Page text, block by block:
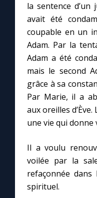
Mes intentions de
Une Minute avec
Une neuvaine
À la une
1000 Raisons de
Chapelet pour le
Contact
la sentence d’un
avait été
coupable en un
Adam. Par la
Adam a été
mais le second
grâce à sa
Par Marie, il a
aux oreilles
une vie qui donne
Il a voulu
voilée par la
refaçonnée dans
spirituel.